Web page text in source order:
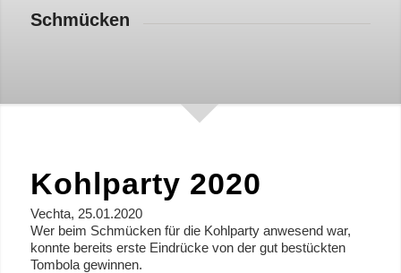
Schmücken
Kohlparty 2020
Vechta, 25.01.2020
Wer beim Schmücken für die Kohlparty anwesend war,
konnte bereits erste Eindrücke von der gut bestückten
Tombola gewinnen.